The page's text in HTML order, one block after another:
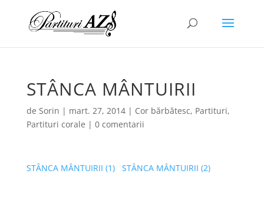
STÂNCA MÂNTUIRII
de Sorin | mart. 27, 2014| Cor bărbătesc, Partituri,
Partituri corale | 0 comentarii
STÂNCA MÂNTUIRII (1) STÂNCA MÂNTUIRII (2)